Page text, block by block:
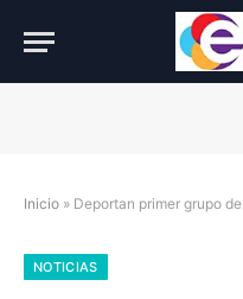
Inicio » Deportan primer grupo de
NOTICIAS